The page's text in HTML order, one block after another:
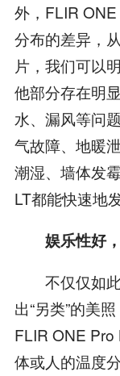
外，FLIR ONE
分布的差异，
片，我们可以
他部分存在明
水、漏风等问
气故障、地暖
潮湿、墙体发
LT都能快速地
娱乐性好
不仅仅如此
出“另类”的美
FLIR ONE Pro
体或人的温度